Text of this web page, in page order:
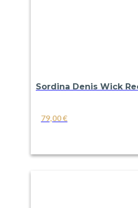
Sordina Denis Wick
79,00€